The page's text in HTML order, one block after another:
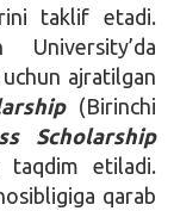
taklif etadi.
ajratilgan
(Birinchi
Scholarship
taqdim etiladi.
qarab